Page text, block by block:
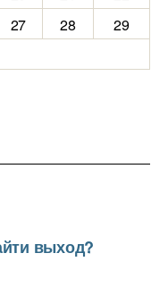
27 28
29
выход?